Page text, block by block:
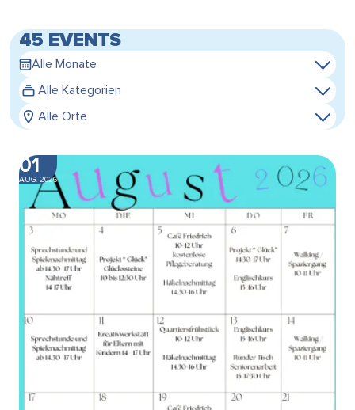
45 EVENTS
Alle Monate
Alle Kategorien
Alle Orte
01
AUG. 2026